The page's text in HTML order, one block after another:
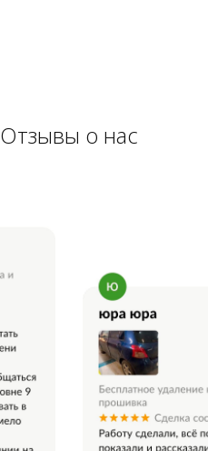
Отзывы о нас